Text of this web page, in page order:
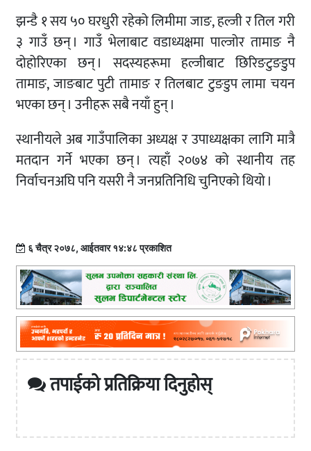
झन्डै १ सय ५० घरधुरी रहेको लिमीमा जाङ, हल्जी र तिल गरी
३ गाउँ छन् । गाउँ भेलाबाट वडाध्यक्षमा पाल्जोर तामाङ नै
दोहोरिएका छन् । सदस्यहरूमा हल्जीबाट छिरिङटुङडुप
तामाङ, जाङबाट पुटी तामाङ र तिलबाट टुङडुप लामा चयन
भएका छन् । उनीहरू सबै नयाँ हुन् ।
स्थानीयले अब गाउँपालिका अध्यक्ष र उपाध्यक्षका लागि मात्रै
मतदान गर्ने भएका छन् । त्यहाँ २०७४ को स्थानीय तह
निर्वाचनअघि पनि यसरी नै जनप्रतिनिधि चुनिएको थियो ।
६ चैत्र २०७८, आईतवार १४:४८ प्रकाशित
तपाईको प्रतिक्रिया दिनुहोस्